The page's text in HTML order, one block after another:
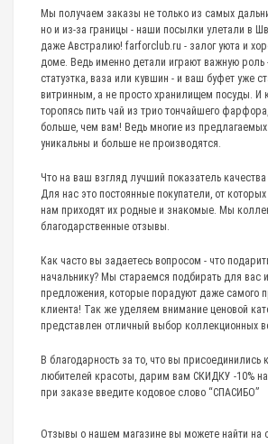
Мы получаем заказы не только из самых
но и из-за границы - наши посылки улетали в
даже Австралию! farforclub.ru - залог уюта и
доме. Ведь именно детали играют важную роль
статуэтка, ваза или кувшин - и ваш буфет уже
витринным, а не просто хранилищем посуды. И
торопясь пить чай из трио тончайшего
больше, чем вам! Ведь многие из
уникальны и больше не производятся.
Что на ваш взгляд лучший показатель
Для нас это постоянные покупатели, от
нам приходят их родные и знакомые. Мы
благодарственные отзывы.
Как часто вы задаетесь вопросом - что
начальнику? Мы стараемся подбирать для вас
предложения, которые порадуют даже самого
клиента! Так же уделяем внимание ценовой
представлен отличный выбор коллекционных
В благодарность за то, что вы присоединились
любителей красоты, дарим вам СКИДКУ -10% на
при заказе введите кодовое слово “СПАСИБО”
Отзывы о нашем магазине вы можете найти на